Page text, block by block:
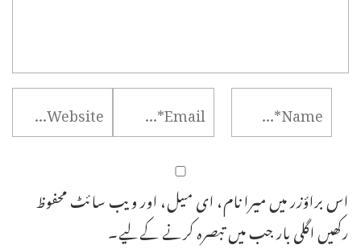
اس براؤزر میں میرا نام، ای میل، اور ویب سائٹ محفوظ
رکھیں اگلی بار جب میں تبصرہ کرنے کےلیے۔